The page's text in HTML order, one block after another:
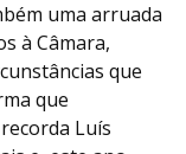
uma arruada
à Câmara,
que
que
Luís